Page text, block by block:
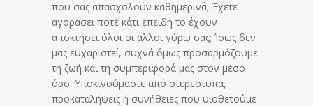
που σας απασχολούν καθημερινά; Έχετε
αγοράσει ποτέ κάτι επειδή το έχουν
αποκτήσει όλοι οι άλλοι γύρω σας; Ίσως δεν
μας ευχαριστεί, συχνά όμως προσαρμόζουμε
τη ζωή και τη συμπεριφορά μας στον μέσο
όρο. Υποκινούμαστε από στερεότυπα,
προκαταλήψεις ή συνήθειες που υιοθετούμε